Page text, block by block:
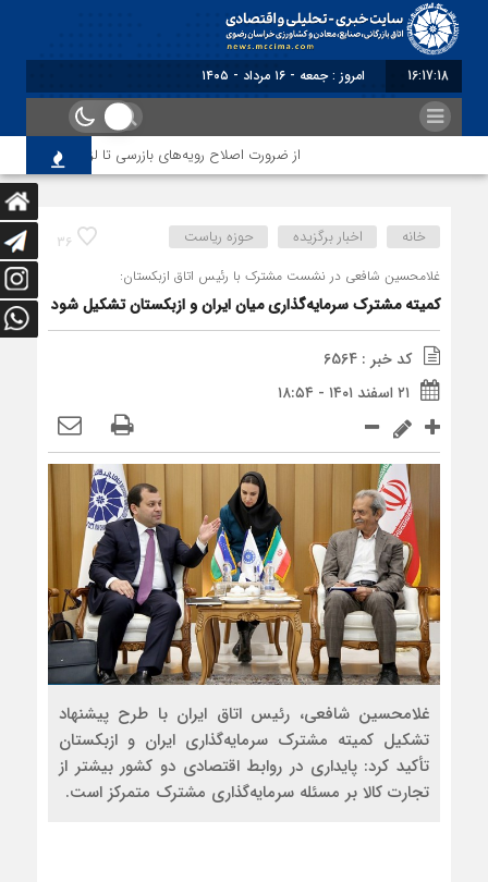
16:17:19 برابر با : Friday - 7 August - 202
از ضرورت اصلاح رویه‌های بازرسی تا لزوم اصلاح
36 خانه اخبار برگزیده حوزه ریاست
غلامحسین شافعی در نشست مشترک با رئیس اتاق ازبکستان:
کمیته مشترک سرمایه‌گذاری میان ایران و ازبکستان تشکیل شود
کد خبر : 6564
۲۱ اسفند ۱۴۰۱ - ۱۸:۵۴
غلامحسین شافعی، رئیس اتاق ایران با طرح پیشنهاد
تشکیل کمیته مشترک سرمایه‌گذاری ایران و ازبکستان
تأکید کرد: پایداری در روابط اقتصادی دو کشور بیشتر از
تجارت کالا بر مسئله سرمایه‌گذاری مشترک متمرکز است.